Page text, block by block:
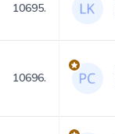
10695.
10696.